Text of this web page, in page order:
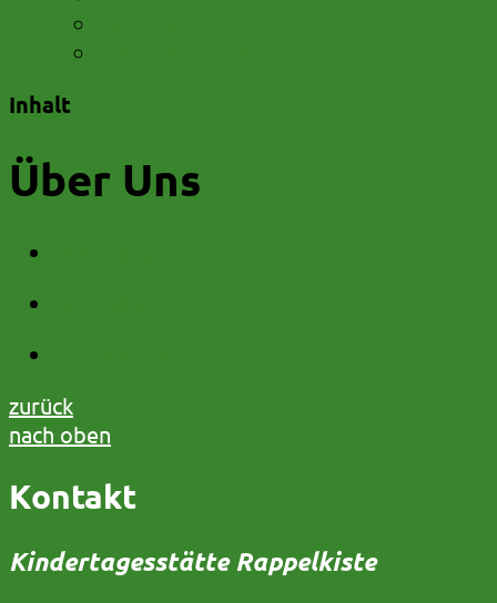
Inhalt
Über Uns
zurück
nach oben
Kontakt
Kindertagesstätte Rappelkiste